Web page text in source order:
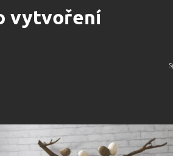
vytvoření